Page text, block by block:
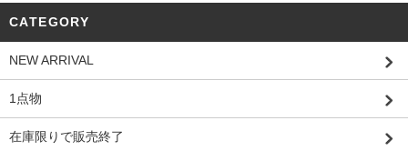
CATEGORY
NEW ARRIVAL
1点物
在庫限りで販売終了